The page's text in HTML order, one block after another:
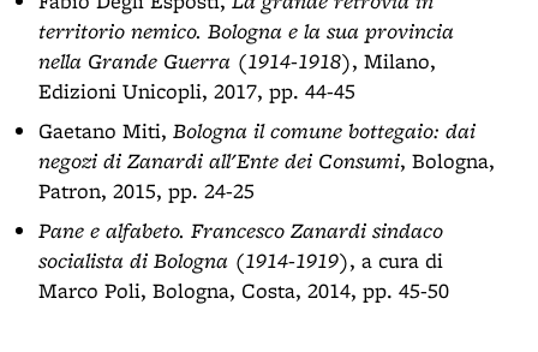
territorio nemico. Bologna e la sua provincia
nella Grande Guerra (1914-1918), Milano,
Edizioni Unicopli, 2017, pp. 44-45
Gaetano Miti, Bologna il comune bottegaio: dai
negozi di Zanardi all'Ente dei Consumi, Bologna,
Patron, 2015, pp. 24-25
Pane e alfabeto. Francesco Zanardi sindaco
socialista di Bologna (1914-1919), a cura di
Marco Poli, Bologna, Costa, 2014, pp. 45-50